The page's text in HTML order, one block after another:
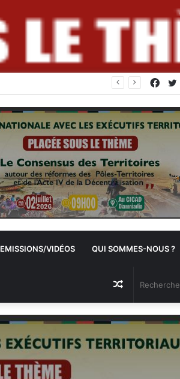
EMISSIONS/VIDÉOS QUI SOMMES-NOUS ?
Article
Aléatoire